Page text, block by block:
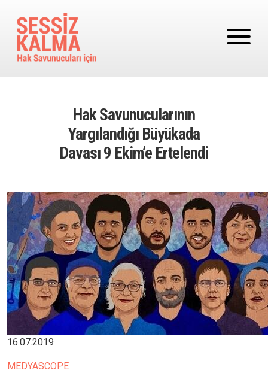
Hak Savunucularının
Yargılandığı Büyükada
Davası 9 Ekim’e Ertelendi
Image
16.07.2019
MEDYASCOPE